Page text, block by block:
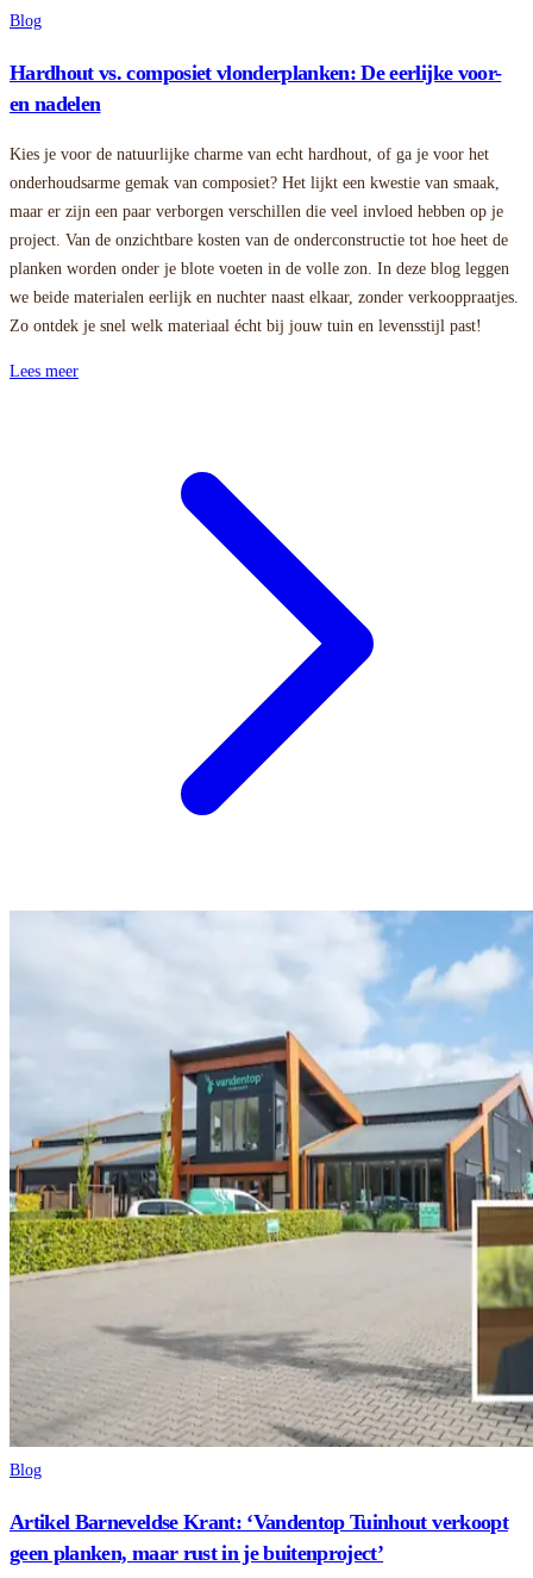
Blog
Hardhout vs. composiet vlonderplanken: De eerlijke voor-
en nadelen
Kies je voor de natuurlijke charme van echt hardhout, of ga je voor het
onderhoudsarme gemak van composiet? Het lijkt een kwestie van smaak,
maar er zijn een paar verborgen verschillen die veel invloed hebben op je
project. Van de onzichtbare kosten van de onderconstructie tot hoe heet de
planken worden onder je blote voeten in de volle zon. In deze blog leggen
we beide materialen eerlijk en nuchter naast elkaar, zonder verkooppraatjes.
Zo ontdek je snel welk materiaal écht bij jouw tuin en levensstijl past!
Lees meer
Blog
Artikel Barneveldse Krant: ‘Vandentop Tuinhout verkoopt
geen planken, maar rust in je buitenproject’